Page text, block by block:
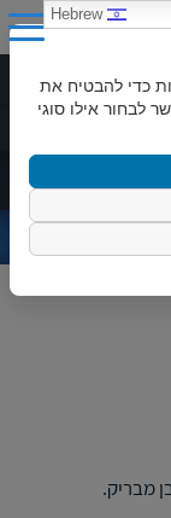
מבריק.
כדי להבטיח את
אילו סוגי
Hebrew